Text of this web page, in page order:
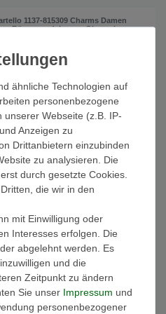
1137-815309 Charms Damen
Römersandale rosa Glasstein rosa
In den Warenkorb
zzgl.Versandkosten
1138-815339 Charms Damen
Römersandale blau Glasstein blau
11,10 € *
In den Warenkorb
214-805419 Charms Damen
Tasche Herz
19,50 € *
ähnliche Technologien auf
personenbezogene
unserer Webseite (z.B. IP-
Anzeigen zu
Drittanbietern einzubinden
zu analysieren. Die
durch gesetzte Cookies.
die wir in den
mit Einwilligung oder
Interesses erfolgen. Die
abgelehnt werden. Es
und die
Zeitpunkt zu ändern
Sie unser Impressum und
personenbezogener